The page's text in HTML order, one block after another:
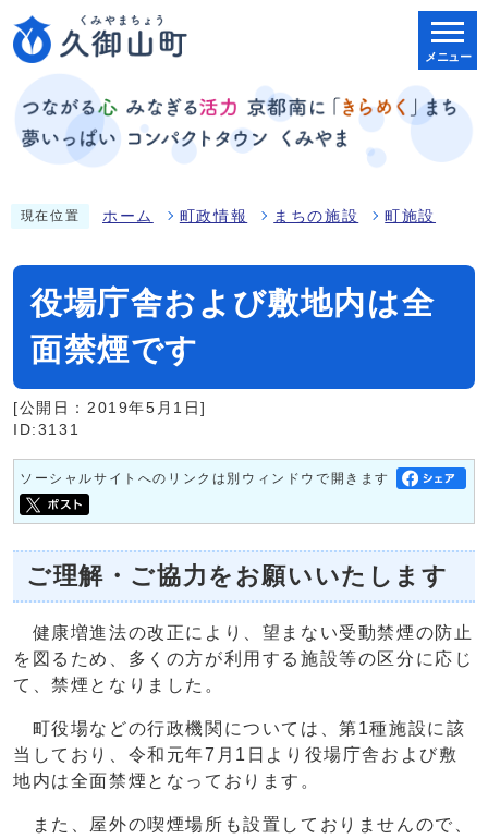
メニュー
現在位置 ホーム 町政情報 まちの施設 町施設
役場庁舎および敷地内は全
面禁煙です
[公開日：2019年5月1日]
ID:3131
ソーシャルサイトへのリンクは別ウィンドウで開きます
ご理解・ご協力をお願いいたします
健康増進法の改正により、望まない受動禁煙の防止
を図るため、多くの方が利用する施設等の区分に応じ
て、禁煙となりました。
町役場などの行政機関については、第1種施設に該
当しており、令和元年7月1日より役場庁舎および敷
地内は全面禁煙となっております。
また、屋外の喫煙場所も設置しておりませんので、